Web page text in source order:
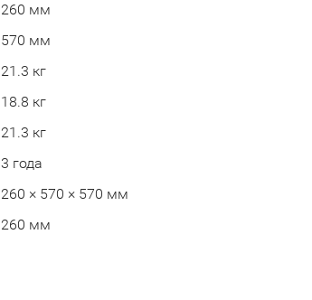
260 мм
570 мм
21.3 кг
18.8 кг
21.3 кг
3 года
260 × 570 × 570 мм
260 мм